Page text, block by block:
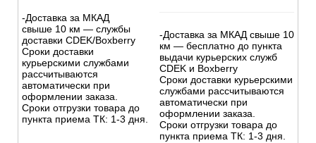
-Доставка за МКАД
свыше 10 км — службы
доставки CDEK/Boxberry
Сроки доставки
курьерскими службами
рассчитываются
автоматически при
оформлении заказа.
Сроки отгрузки товара до
пункта приема ТК: 1-3 дня.
-Доставка за МКАД свыше 10
км — бесплатно до пункта
выдачи курьерских служб
CDEK и Boxberry
Сроки доставки курьерскими
службами рассчитываются
автоматически при
оформлении заказа.
Сроки отгрузки товара до
пункта приема ТК: 1-3 дня.